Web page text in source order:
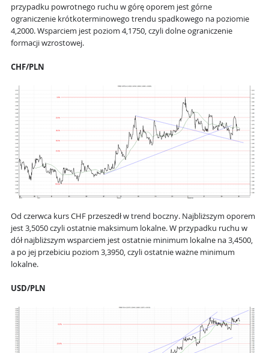
przypadku powrotnego ruchu w górę oporem jest górne
ograniczenie krótkoterminowego trendu spadkowego na poziomie
4,2000. Wsparciem jest poziom 4,1750, czyli dolne ograniczenie
formacji wzrostowej.
CHF/PLN
Od czerwca kurs CHF przeszedł w trend boczny. Najbliższym oporem
jest 3,5050 czyli ostatnie maksimum lokalne. W przypadku ruchu w
dół najbliższym wsparciem jest ostatnie minimum lokalne na 3,4500,
a po jej przebiciu poziom 3,3950, czyli ostatnie ważne minimum
lokalne.
USD/PLN